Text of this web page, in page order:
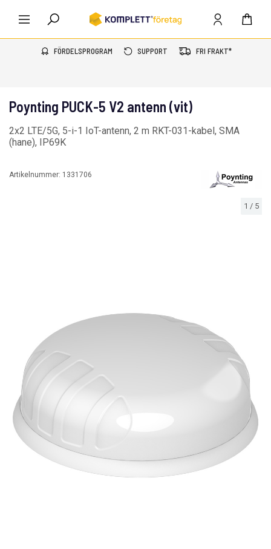
FÖRDELSPROGRAM SUPPORT FRI FRAKT*
1 / 5
Poynting PUCK-5 V2 antenn (vit)
2x2 LTE/5G, 5-i-1 IoT-antenn, 2 m RKT-031-kabel, SMA
(hane), IP69K
Artikelnummer: 1331706